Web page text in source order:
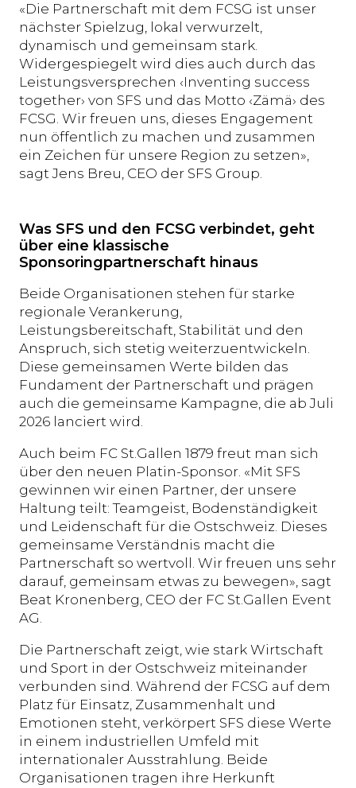
«Die Partnerschaft mit dem FCSG ist unser
nächster Spielzug, lokal verwurzelt,
dynamisch und gemeinsam stark.
Widergespiegelt wird dies auch durch das
Leistungsversprechen ‹Inventing success
together› von SFS und das Motto ‹Zämä› des
FCSG. Wir freuen uns, dieses Engagement
nun öffentlich zu machen und zusammen
ein Zeichen für unsere Region zu setzen»,
sagt Jens Breu, CEO der SFS Group.
Was SFS und den FCSG verbindet, geht
über eine klassische
Sponsoringpartnerschaft hinaus
Beide Organisationen stehen für starke
regionale Verankerung,
Leistungsbereitschaft, Stabilität und den
Anspruch, sich stetig weiterzuentwickeln.
Diese gemeinsamen Werte bilden das
Fundament der Partnerschaft und prägen
auch die gemeinsame Kampagne, die ab Juli
2026 lanciert wird.
Auch beim FC St.Gallen 1879 freut man sich
über den neuen Platin-Sponsor. «Mit SFS
gewinnen wir einen Partner, der unsere
Haltung teilt: Teamgeist, Bodenständigkeit
und Leidenschaft für die Ostschweiz. Dieses
gemeinsame Verständnis macht die
Partnerschaft so wertvoll. Wir freuen uns sehr
darauf, gemeinsam etwas zu bewegen», sagt
Beat Kronenberg, CEO der FC St.Gallen Event
AG.
Die Partnerschaft zeigt, wie stark Wirtschaft
und Sport in der Ostschweiz miteinander
verbunden sind. Während der FCSG auf dem
Platz für Einsatz, Zusammenhalt und
Emotionen steht, verkörpert SFS diese Werte
in einem industriellen Umfeld mit
internationaler Ausstrahlung. Beide
Organisationen tragen ihre Herkunft